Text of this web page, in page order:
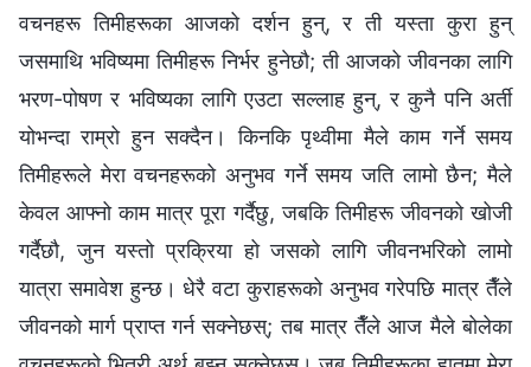
वचनहरू तिमीहरूका आजको दर्शन हुन्, र ती यस्ता कुरा हुन्
जसमाथि भविष्यमा तिमीहरू निर्भर हुनेछौ; ती आजको जीवनका लागि
भरण-पोषण र भविष्यका लागि एउटा सल्लाह हुन्, र कुनै पनि अर्ती
योभन्दा राम्रो हुन सक्दैन। किनकि पृथ्वीमा मैले काम गर्ने समय
तिमीहरूले मेरा वचनहरूको अनुभव गर्ने समय जति लामो छैन; मैले
केवल आफ्नो काम मात्र पूरा गर्दैछु, जबकि तिमीहरू जीवनको खोजी
गर्दैछौ, जुन यस्तो प्रक्रिया हो जसको लागि जीवनभरिको लामो
यात्रा समावेश हुन्छ। धेरै वटा कुराहरूको अनुभव गरेपछि मात्र तैँले
जीवनको मार्ग प्राप्त गर्न सक्नेछस्; तब मात्र तैँले आज मैले बोलेका